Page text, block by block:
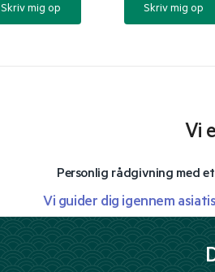
Skriv mig op Skriv mig op
Vi
Personlig rådgivning med et
Vi guider dig igennem